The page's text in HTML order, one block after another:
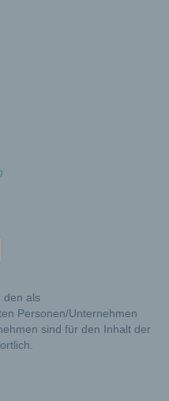
den als
Personen/Unternehmen
sind für den Inhalt der